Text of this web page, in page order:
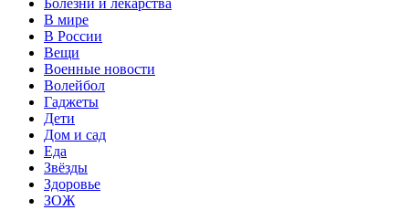
В мире
В России
Вещи
Военные новости
Волейбол
Гаджеты
Дети
Дом и сад
Еда
Звёзды
Здоровье
ЗОЖ